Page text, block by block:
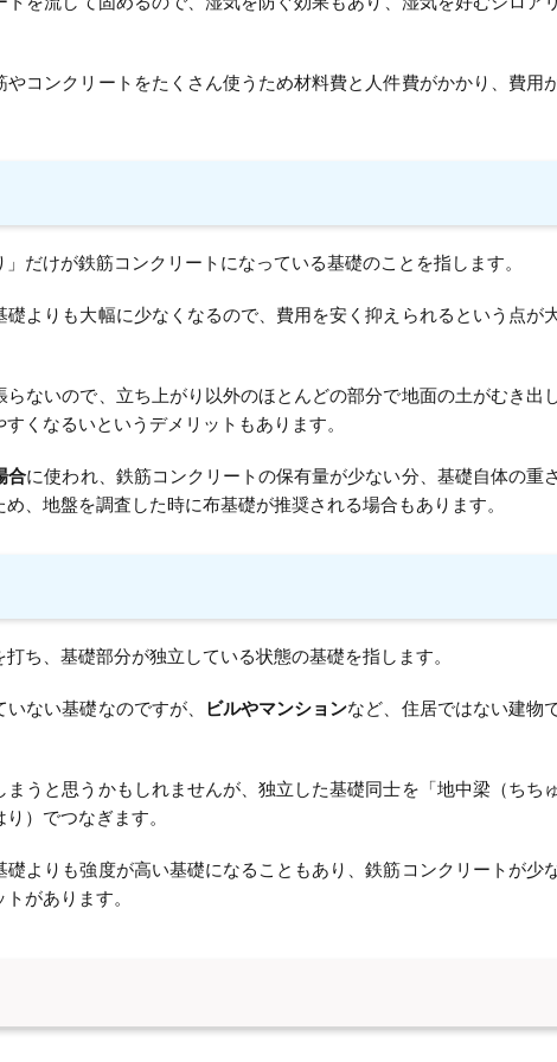
コンクリートをたくさん使うため材料費と人件費がかかり、費用
だけが鉄筋コンクリートになっている基礎のことを指します。
よりも大幅に少なくなるので、費用を安く抑えられるという点が
ないので、立ち上がり以外のほとんどの部分で地面の土がむき出
くなるいというデメリットもあります。
合に使われ、鉄筋コンクリートの保有量が少ない分、基礎自体の重さ
、地盤を調査した時に布基礎が推奨される場合もあります。
ち、基礎部分が独立している状態の基礎を指します。
ない基礎なのですが、 ビルやマンションなど、住居ではない建物
うと思うかもしれませんが、独立した基礎同士を「地中梁（ちち
）でつなぎます。
よりも強度が高い基礎になることもあり、鉄筋コンクリートが少
があります。